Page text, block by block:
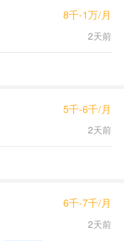
8千-1万/月
2天前
5千-6千/月
2天前
6千-7千/月
2天前